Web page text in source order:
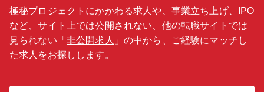
時間ずらしての勤務が可能 ■女性役職者比率39.8％ ■男女比3：4
極秘プロジェクトにかかわる求人や、事業立ち上げ、IPO
など、サイト上では公開されない、他の転職サイトでは
見られない「 非公開求人 」の中から、ご経験にマッチし
た求人をお探しします。